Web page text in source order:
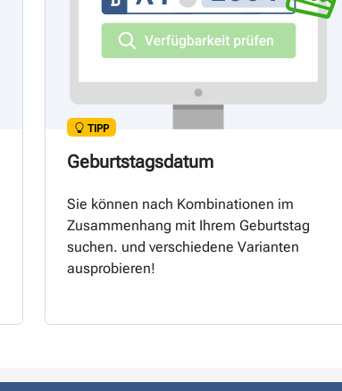
TIPP
Geburtstagsdatum
Sie können nach Kombinationen im
Zusammenhang mit Ihrem Geburtstag
suchen. und verschiedene Varianten
ausprobieren!